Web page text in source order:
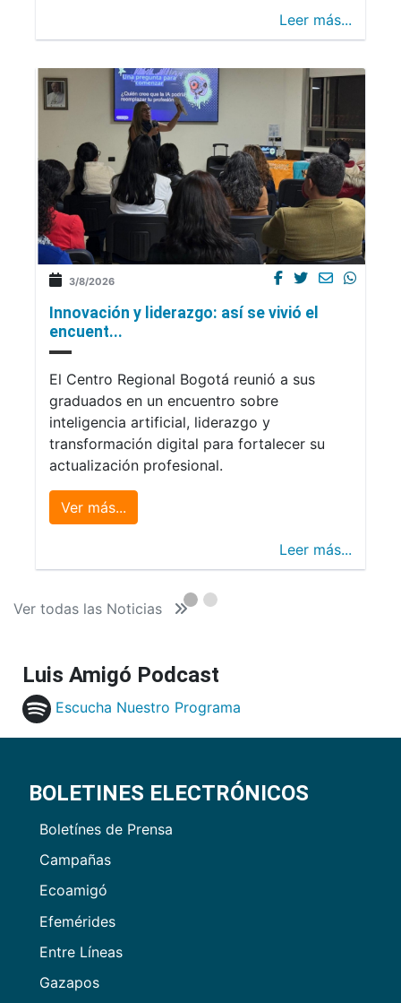
Leer más...
3/8/2026
Innovación y liderazgo: así se vivió el
encuent...
El Centro Regional Bogotá reunió a sus
graduados en un encuentro sobre
inteligencia artificial, liderazgo y
transformación digital para fortalecer su
actualización profesional.
Ver más...
Leer más...
Ver todas las Noticias
Luis Amigó Podcast
Escucha Nuestro Programa
BOLETINES ELECTRÓNICOS
Boletínes de Prensa
Campañas
Ecoamigó
Efemérides
Entre Líneas
Gazapos